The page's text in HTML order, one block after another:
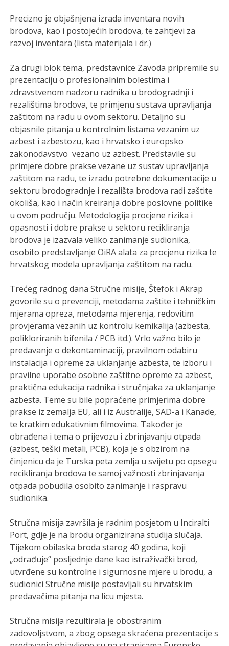
Precizno je objašnjena izrada inventara novih
brodova, kao i postojećih brodova, te zahtjevi za
razvoj inventara (lista materijala i dr.)
Za drugi blok tema, predstavnice Zavoda pripremile su
prezentaciju o profesionalnim bolestima i
zdravstvenom nadzoru radnika u brodogradnji i
rezalištima brodova, te primjenu sustava upravljanja
zaštitom na radu u ovom sektoru. Detaljno su
objasnile pitanja u kontrolnim listama vezanim uz
azbest i azbestozu, kao i hrvatsko i europsko
zakonodavstvo vezano uz azbest. Predstavile su
primjere dobre prakse vezane uz sustav upravljanja
zaštitom na radu, te izradu potrebne dokumentacije u
sektoru brodogradnje i rezališta brodova radi zaštite
okoliša, kao i način kreiranja dobre poslovne politike
u ovom području. Metodologija procjene rizika i
opasnosti i dobre prakse u sektoru recikliranja
brodova je izazvala veliko zanimanje sudionika,
osobito predstavljanje OiRA alata za procjenu rizika te
hrvatskog modela upravljanja zaštitom na radu.
Trećeg radnog dana Stručne misije, Štefok i Akrap
govorile su o prevenciji, metodama zaštite i tehničkim
mjerama opreza, metodama mjerenja, redovitim
provjerama vezanih uz kontrolu kemikalija (azbesta,
polikloriranih bifenila / PCB itd.). Vrlo važno bilo je
predavanje o dekontaminaciji, pravilnom odabiru
instalacija i opreme za uklanjanje azbesta, te izboru i
pravilne uporabe osobne zaštitne opreme za azbest,
praktična edukacija radnika i stručnjaka za uklanjanje
azbesta. Teme su bile popraćene primjerima dobre
prakse iz zemalja EU, ali i iz Australije, SAD-a i Kanade,
te kratkim edukativnim filmovima. Također je
obrađena i tema o prijevozu i zbrinjavanju otpada
(azbest, teški metali, PCB), koja je s obzirom na
činjenicu da je Turska peta zemlja u svijetu po opsegu
recikliranja brodova te samoj važnosti zbrinjavanja
otpada pobudila osobito zanimanje i raspravu
sudionika.
Stručna misija završila je radnim posjetom u Inciralti
Port, gdje je na brodu organizirana studija slučaja.
Tijekom obilaska broda starog 40 godina, koji
„odrađuje“ posljednje dane kao istraživački brod,
utvrđene su kontrolne i sigurnosne mjere u brodu, a
sudionici Stručne misije postavljali su hrvatskim
predavačima pitanja na licu mjesta.
Stručna misija rezultirala je obostranim
zadovoljstvom, a zbog opsega skraćena prezentacije s